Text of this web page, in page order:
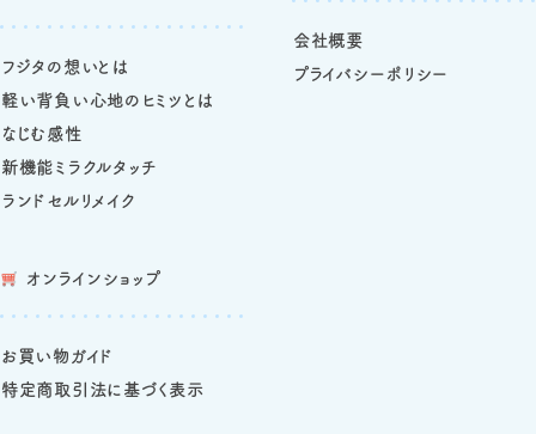
フジタの想いとは
軽い背負い心地のヒミツとは
なじむ感性
新機能ミラクルタッチ
ランドセルリメイク
会社概要
プライバシーポリシー
オンラインショップ
お買い物ガイド
特定商取引法に基づく表示